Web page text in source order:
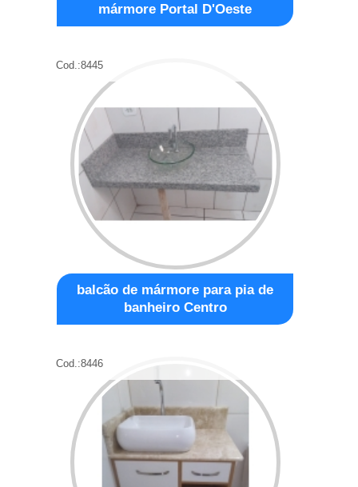
mármore Portal D'Oeste
Cod.:8445
balcão de mármore para pia de
banheiro Centro
Cod.:8446